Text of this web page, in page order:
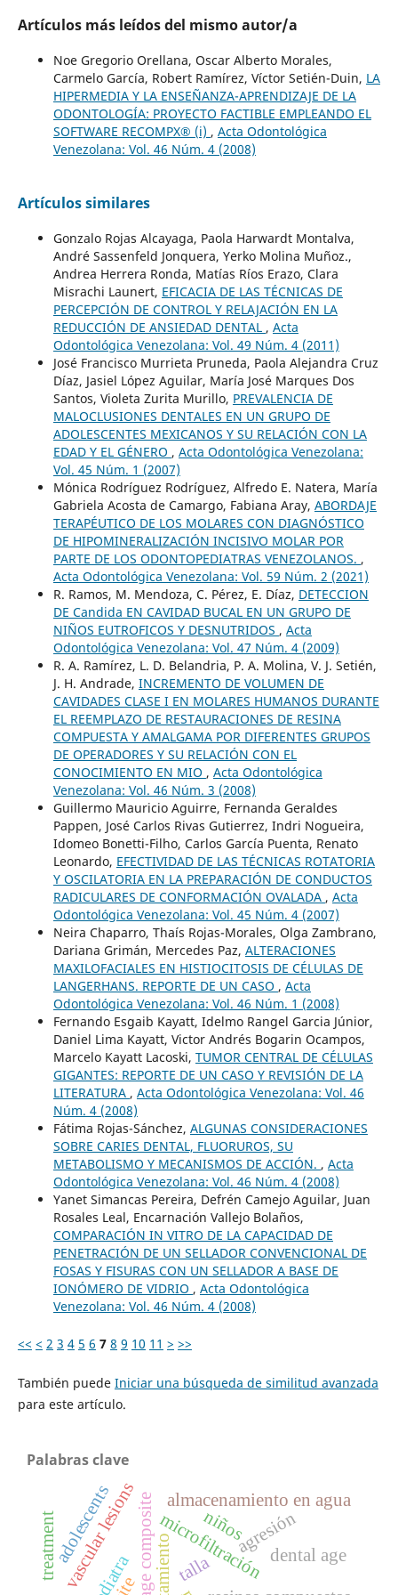
Artículos más leídos del mismo autor/a
Noe Gregorio Orellana, Oscar Alberto Morales,
Carmelo García, Robert Ramírez, Víctor Setién-Duin, LA
HIPERMEDIA Y LA ENSEÑANZA-APRENDIZAJE DE LA
ODONTOLOGÍA: PROYECTO FACTIBLE EMPLEANDO EL
SOFTWARE RECOMPX® (i) , Acta Odontológica
Venezolana: Vol. 46 Núm. 4 (2008)
Artículos similares
Gonzalo Rojas Alcayaga, Paola Harwardt Montalva,
André Sassenfeld Jonquera, Yerko Molina Muñoz.,
Andrea Herrera Ronda, Matías Ríos Erazo, Clara
Misrachi Launert, EFICACIA DE LAS TÉCNICAS DE
PERCEPCIÓN DE CONTROL Y RELAJACIÓN EN LA
REDUCCIÓN DE ANSIEDAD DENTAL , Acta
Odontológica Venezolana: Vol. 49 Núm. 4 (2011)
José Francisco Murrieta Pruneda, Paola Alejandra Cruz
Díaz, Jasiel López Aguilar, María José Marques Dos
Santos, Violeta Zurita Murillo, PREVALENCIA DE
MALOCLUSIONES DENTALES EN UN GRUPO DE
ADOLESCENTES MEXICANOS Y SU RELACIÓN CON LA
EDAD Y EL GÉNERO , Acta Odontológica Venezolana:
Vol. 45 Núm. 1 (2007)
Mónica Rodríguez Rodríguez, Alfredo E. Natera, María
Gabriela Acosta de Camargo, Fabiana Aray, ABORDAJE
TERAPÉUTICO DE LOS MOLARES CON DIAGNÓSTICO
DE HIPOMINERALIZACIÓN INCISIVO MOLAR POR
PARTE DE LOS ODONTOPEDIATRAS VENEZOLANOS. ,
Acta Odontológica Venezolana: Vol. 59 Núm. 2 (2021)
R. Ramos, M. Mendoza, C. Pérez, E. Díaz, DETECCION
DE Candida EN CAVIDAD BUCAL EN UN GRUPO DE
NIÑOS EUTROFICOS Y DESNUTRIDOS , Acta
Odontológica Venezolana: Vol. 47 Núm. 4 (2009)
R. A. Ramírez, L. D. Belandria, P. A. Molina, V. J. Setién,
J. H. Andrade, INCREMENTO DE VOLUMEN DE
CAVIDADES CLASE I EN MOLARES HUMANOS DURANTE
EL REEMPLAZO DE RESTAURACIONES DE RESINA
COMPUESTA Y AMALGAMA POR DIFERENTES GRUPOS
DE OPERADORES Y SU RELACIÓN CON EL
CONOCIMIENTO EN MIO , Acta Odontológica
Venezolana: Vol. 46 Núm. 3 (2008)
Guillermo Mauricio Aguirre, Fernanda Geraldes
Pappen, José Carlos Rivas Gutierrez, Indri Nogueira,
Idomeo Bonetti-Filho, Carlos García Puenta, Renato
Leonardo, EFECTIVIDAD DE LAS TÉCNICAS ROTATORIA
Y OSCILATORIA EN LA PREPARACIÓN DE CONDUCTOS
RADICULARES DE CONFORMACIÓN OVALADA , Acta
Odontológica Venezolana: Vol. 45 Núm. 4 (2007)
Neira Chaparro, Thaís Rojas-Morales, Olga Zambrano,
Dariana Grimán, Mercedes Paz, ALTERACIONES
MAXILOFACIALES EN HISTIOCITOSIS DE CÉLULAS DE
LANGERHANS. REPORTE DE UN CASO , Acta
Odontológica Venezolana: Vol. 46 Núm. 1 (2008)
Fernando Esgaib Kayatt, Idelmo Rangel Garcia Júnior,
Daniel Lima Kayatt, Victor Andrés Bogarin Ocampos,
Marcelo Kayatt Lacoski, TUMOR CENTRAL DE CÉLULAS
GIGANTES: REPORTE DE UN CASO Y REVISIÓN DE LA
LITERATURA , Acta Odontológica Venezolana: Vol. 46
Núm. 4 (2008)
Fátima Rojas-Sánchez, ALGUNAS CONSIDERACIONES
SOBRE CARIES DENTAL, FLUORUROS, SU
METABOLISMO Y MECANISMOS DE ACCIÓN. , Acta
Odontológica Venezolana: Vol. 46 Núm. 4 (2008)
Yanet Simancas Pereira, Defrén Camejo Aguilar, Juan
Rosales Leal, Encarnación Vallejo Bolaños,
COMPARACIÓN IN VITRO DE LA CAPACIDAD DE
PENETRACIÓN DE UN SELLADOR CONVENCIONAL DE
FOSAS Y FISURAS CON UN SELLADOR A BASE DE
IONÓMERO DE VIDRIO , Acta Odontológica
Venezolana: Vol. 46 Núm. 4 (2008)
<< < 2 3 4 5 6 7 8 9 10 11 > >>
También puede Iniciar una búsqueda de similitud avanzada
para este artículo.
Palabras clave
microfiltración
almacenamiento en agua
agresión
niños
tratamiento
vascular lesions
adolescents
treatment dental age
talla